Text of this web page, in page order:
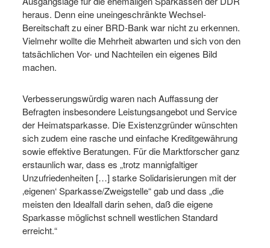
heraus. Denn eine uneingeschränkte Wechsel-
Bereitschaft zu einer BRD-Bank war nicht zu erkennen.
Vielmehr wollte die Mehrheit abwarten und sich von den
tatsächlichen Vor- und Nachteilen ein eigenes Bild
machen.
Verbesserungswürdig waren nach Auffassung der
Befragten insbesondere Leistungsangebot und Service
der Heimatsparkasse. Die Existenzgründer wünschten
sich zudem eine rasche und einfache Kreditgewährung
sowie effektive Beratungen. Für die Marktforscher ganz
erstaunlich war, dass es „trotz mannigfaltiger
Unzufriedenheiten […] starke Solidarisierungen mit der
‚eigenen‘ Sparkasse/Zweigstelle“ gab und dass „die
meisten den Idealfall darin sehen, daß die eigene
Sparkasse möglichst schnell westlichen Standard
erreicht.“